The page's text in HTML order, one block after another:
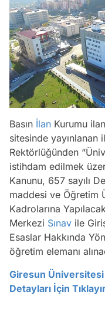
Basın İlan Kurumu
sitesinde yayınlanan
Rektörlüğünden
istihdam edilmek
Kanunu, 657 sayılı
maddesi ve Öğretim
Kadrolarına
Merkezi Sınav ile
Esaslar Hakkında
öğretim elemanı
Giresun
Detayları İçin